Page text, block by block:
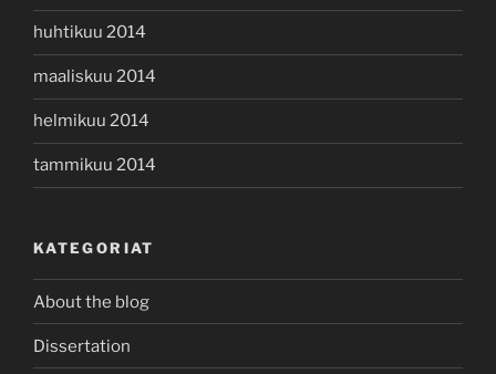
huhtikuu 2014
maaliskuu 2014
helmikuu 2014
tammikuu 2014
KATEGORIAT
About the blog
Dissertation